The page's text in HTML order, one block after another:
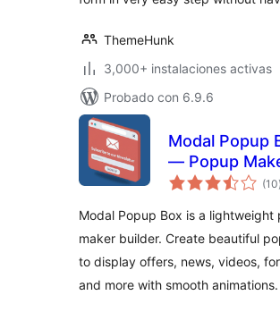
ThemeHunk
3,000+ instalaciones activas
Probado con 6.9.6
Modal Popup
— Popup
Popup Builder
(10)
Modal Popup Box is a lightweight
maker builder. Create beautiful
to display offers, news, videos,
and more with smooth animations.